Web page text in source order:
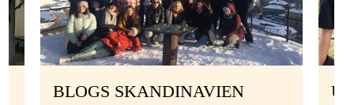
BLOGS SKANDINAVIEN